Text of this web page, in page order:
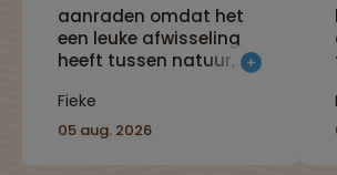
aanraden omdat het
een leuke afwisseling
heeft tussen natuur,
steden/dorpjes
bezoeken. Je hebt in
Fieke
05 aug. 2026